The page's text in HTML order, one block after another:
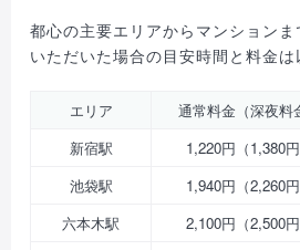
都心の主要エリアからマンション
いただいた場合の目安時間と料金は
エリア 通常料金（深夜料
新宿駅
1,220円（1,380円
池袋駅
1,940円（2,260円
六本木駅
2,100円（2,500円